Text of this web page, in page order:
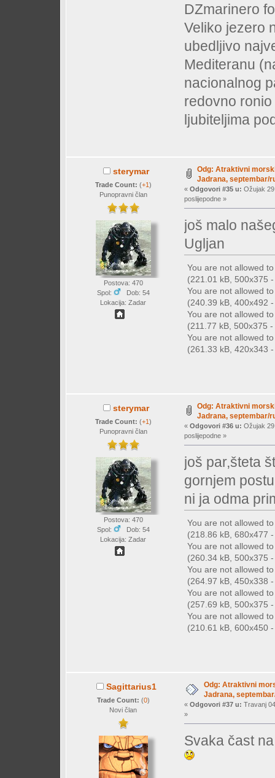
DZmarinero
Veliko jezero
ubedljivo
Mediteranu
nacionalnog
redovno
ljubiteljima
sterymar
Trade Count: (+1)
Punopravni član
Postova: 470
Spol:
Dob: 54
Lokacija: Zadar
Odg: Atraktivni
Jadrana, septembar/
« Odgovori #35 u: Ožujak
poslijepodne »
još malo
Ugljan
You are not allowed
(221.01 kB, 500x375
You are not allowed
(240.39 kB, 400x492
You are not allowed
(211.77 kB, 500x375
You are not allowed
(261.33 kB, 420x343
sterymar
Trade Count: (+1)
Punopravni član
Postova: 470
Spol:
Dob: 54
Lokacija: Zadar
Odg: Atraktivni
Jadrana, septembar/
« Odgovori #36 u: Ožujak
poslijepodne »
još par,šteta
gornjem
ni ja odma
You are not allowed
(218.86 kB, 680x477
You are not allowed
(260.34 kB, 500x375
You are not allowed
(264.97 kB, 450x338
You are not allowed
(257.69 kB, 500x375
You are not allowed
(210.61 kB, 600x450
Sagittarius1
Trade Count: (0)
Novi član
Odg: Atraktivni
Jadrana,
« Odgovori #37 u: Travanj
»
Svaka čast